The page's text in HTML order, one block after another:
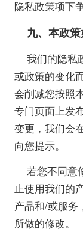
隐私政策项下
九、本政
我们的隐私
或政策的变化
会削减您按照
专门页面上发
变更，我们会
向您提示。
若您不同意
止使用我们的
产品和/或服务
所做的修改。